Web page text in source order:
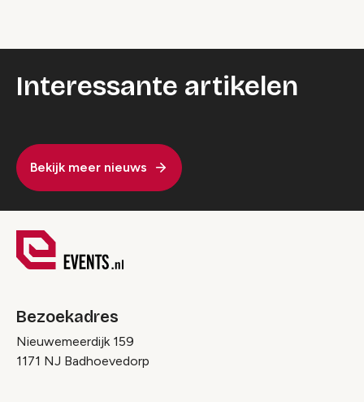
Interessante artikelen
Bekijk meer nieuws
Bezoekadres
Nieuwemeerdijk 159
1171 NJ Badhoevedorp